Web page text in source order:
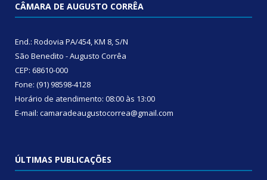
CÂMARA DE AUGUSTO CORRÊA
End.: Rodovia PA/454, KM 8, S/N
São Benedito - Augusto Corrêa
CEP: 68610-000
Fone: (91) 98598-4128
Horário de atendimento: 08:00 às 13:00
E-mail: camaradeaugustocorrea@gmail.com
ÚLTIMAS PUBLICAÇÕES